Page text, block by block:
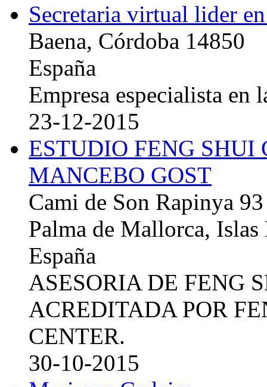
Secretaria virtual lider
Baena, Córdoba 14850
España
Empresa especialista en
23-12-2015
ESTUDIO FENG
MANCEBO GOST
Cami de Son Rapinya 93
Palma de Mallorca, Islas
España
ASESORIA DE FENG
ACREDITADA POR
CENTER.
30-10-2015